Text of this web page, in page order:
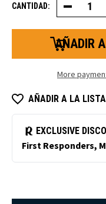
CANTIDAD:
de
la
cantidad
de
de
chaqueta
en
More
AÑADIR A LA LISTA